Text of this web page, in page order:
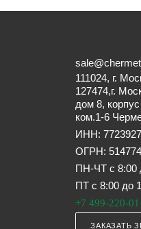
111024, г.
127474,г.
дом 8,
ком.1-6
ИНН:
ОГРН:
ПН-ЧТ с 8:00
ПТ с 8:00 до
+7 499-220-
ЗАКАЗАТЬ